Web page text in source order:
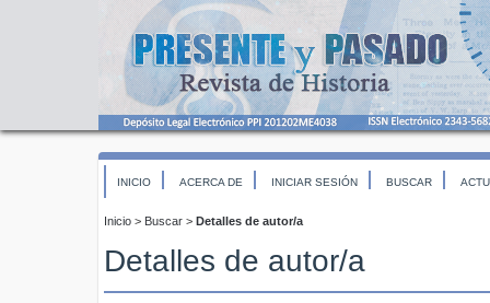
INICIO ACERCA DE INICIAR SESIÓN BUSCAR
Inicio > Buscar > Detalles de autor/a
Detalles de autor/a